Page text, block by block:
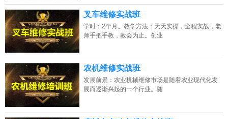
叉车维修实战班
学时：2个月。教学方法：天天实操，全程实战，老
师手把手教，教会为止。创业
农机维修实战班
发展前景：农业机械维修市场是随着农业现代化发
展而逐渐兴起的一个行业。随